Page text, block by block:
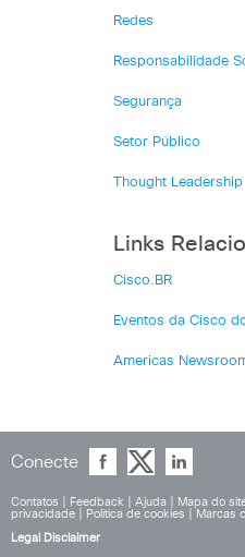
Redes
Responsabilidade
Segurança
Setor Público
Thought Leadership
Links
Cisco.BR
Eventos da Cisco
Americas
Conecte
Contatos Feedback Ajuda Mapa do
privacidade
Política de cookies
Marcas
Legal Disclaimer